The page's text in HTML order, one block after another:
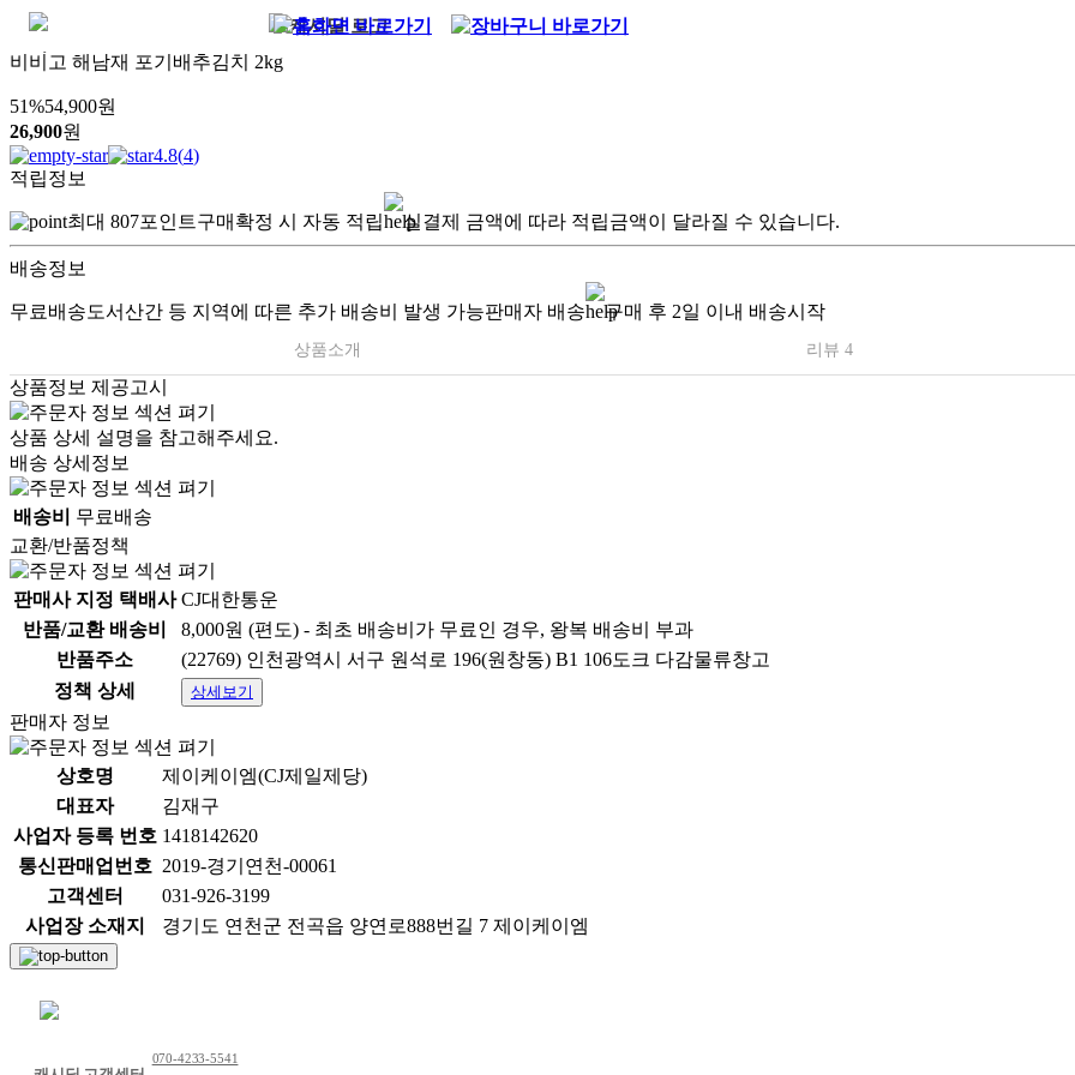
비비고 해남재 포기배추김치 2kg
51%54,900원
26,900원
4.8(4)
적립정보
최대 807포인트구매확정 시 자동 적립 실결제 금액에 따라 적립금액이 달라질 수 있습니다.
배송정보
무료배송도서산간 등 지역에 따른 추가 배송비 발생 가능판매자 배송 구매 후 2일 이내 배송시작
상품소개 리뷰 4
상품정보 제공고시
상품 상세 설명을 참고해주세요.
배송 상세정보
배송비
무료배송
교환/반품정책
판매사 지정 택배사 CJ대한통운
반품/교환 배송비
8,000원 (편도) - 최초 배송비가 무료인 경우, 왕복 배송비 부과
반품주소
(22769) 인천광역시 서구 원석로 196(원창동) B1 106도크 다감물류창고
정책 상세
상세보기
판매자 정보
상호명
제이케이엠(CJ제일제당)
대표자
김재구
사업자 등록 번호 1418142620
통신판매업번호 2019-경기연천-00061
고객센터
031-926-3199
사업장 소재지
경기도 연천군 전곡읍 양연로888번길 7 제이케이엠
070-4233-5541